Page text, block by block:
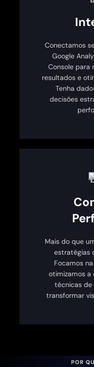
Conectamos
Google
Console para
resultados e
Tenha
decisões
Mais do que
estratégias
Focamos
otimizamos a
técnicas de
transformar
POR